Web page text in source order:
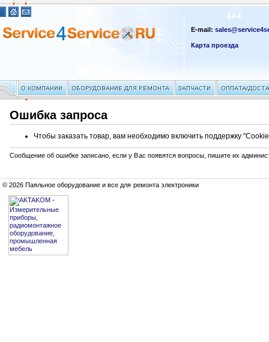
E-mail:
Карта проезда
Ошибка запроса
Чтобы заказать товар, вам необходимо включить поддержку
Сообщение об ошибке записано, если у Вас появятся вопросы, пишите их
© 2026 Паяльное оборудование и все для ремонта электроники